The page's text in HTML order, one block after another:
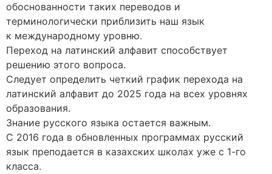
обоснованности таких переводов и
терминологически приблизить наш язык
к международному уровню.
Переход на латинский алфавит способствует
решению этого вопроса.
Следует определить четкий график перехода на
латинский алфавит до 2025 года на всех уровнях
образования.
Знание русского языка остается важным.
С 2016 года в обновленных программах русский
язык преподается в казахских школах уже с 1-го
класса.